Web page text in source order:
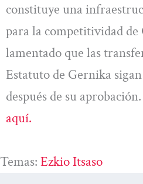
constituye una
para la competitividad de
lamentado que las
Estatuto de Gernika
después de su aprobación.
aquí.
Temas: Ezkio Itsaso